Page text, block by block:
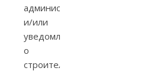
администрации
и/или
уведомление
о
строительстве.